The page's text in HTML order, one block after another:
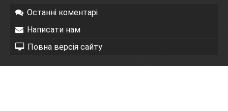
Останні коментарі
Написати нам
Повна версія сайту